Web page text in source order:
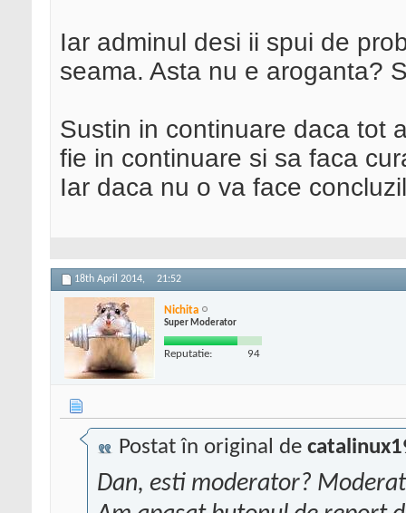
Iar adminul desi ii spui de
seama. Asta nu e aroganta?
Sustin in continuare daca tot
fie in continuare si sa faca
Iar daca nu o va face
18th April 2014, 21:52
Nichita
Super Moderator
Reputatie: 94
Postat în original de
Dan, esti moderator?